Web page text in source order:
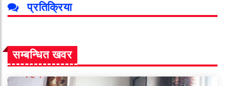
प्रतिक्रिया
सम्बन्धित खवर